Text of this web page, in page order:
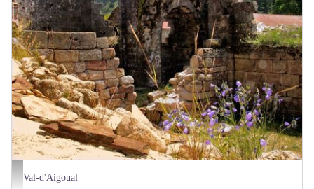
Abbaye Notre Dame du Bonheur - Droits gérés
Val-d'Aigoual